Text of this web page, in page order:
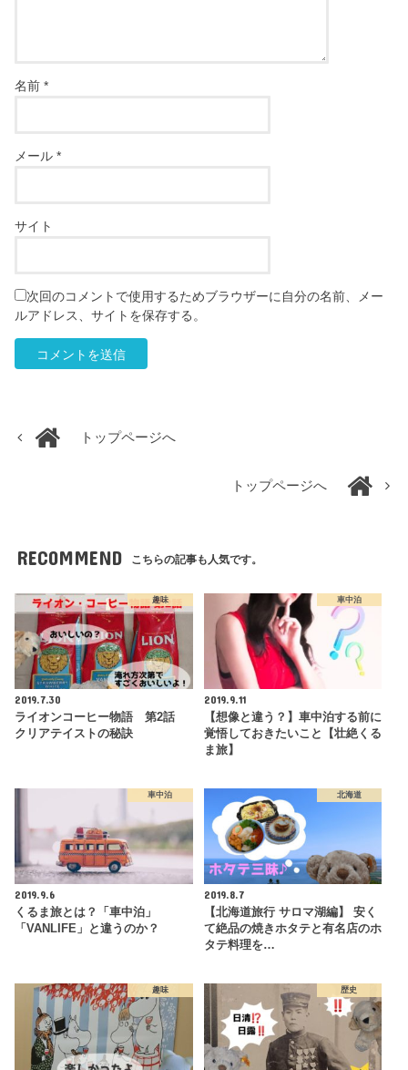
名前*
メール*
サイト
次回のコメントで使用するためブラウザーに自分の名前、メー
ルアドレス、サイトを保存する。
トップページへ
トップページへ
RECOMMEND こちらの記事も人気です。
趣味
2019.7.30
ライオンコーヒー物語 第2話
クリアテイストの秘訣
車中泊
2019.9.11
【想像と違う？】車中泊する前に
覚悟しておきたいこと【壮絶くる
ま旅】
車中泊
2019.9.6
くるま旅とは？「車中泊」
「VANLIFE」と違うのか？
北海道
2019.8.7
【北海道旅行 サロマ湖編】 安く
て絶品の焼きホタテと有名店のホ
タテ料理を…
趣味 歴史